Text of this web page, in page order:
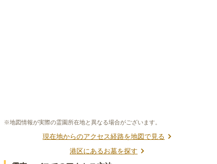
※地図情報が実際の霊園所在地と異なる場合がございます。
現在地からのアクセス経路を地図で見る
港区にあるお墓を探す